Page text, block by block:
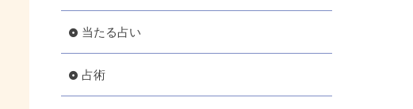
当たる占い
占術